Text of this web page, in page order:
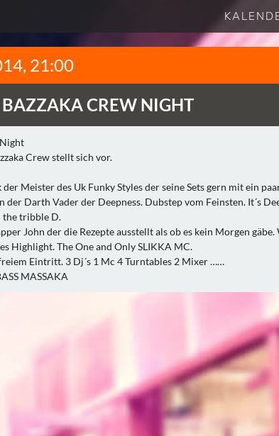
21:00
BAZZAKA CREW NIGHT
Crew stellt sich vor.
Meister des Uk Funky Styles der seine Sets gern mit ein
der Darth Vader der Deepness. Dubstep vom Feinsten. It´s
the tribble D.
John der die Rezepte ausstellt als ob es kein Morgen
Highlight. The One and Only SLIKKA MC.
Eintritt. 3 Dj´s 1 Mc 4 Turntables 2 Mixer ……
MASSAKA